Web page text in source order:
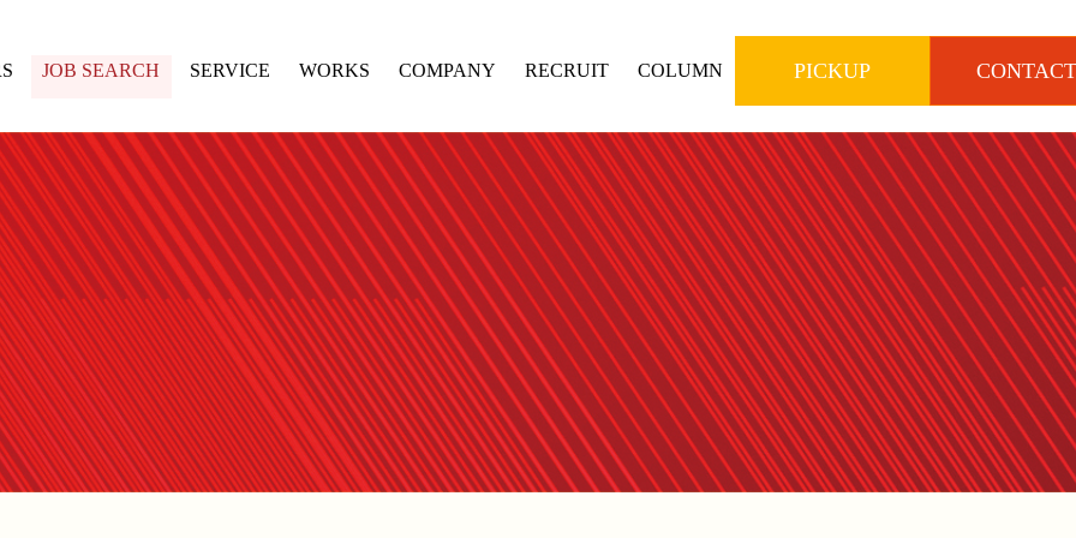
JOB SEARCH SERVICE WORKS COMPANY RECRUIT COLUMN PICKUP CONTACT